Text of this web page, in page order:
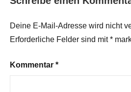
Deine E-Mail-Adresse wird nicht
Erforderliche Felder sind mit*
Kommentar *